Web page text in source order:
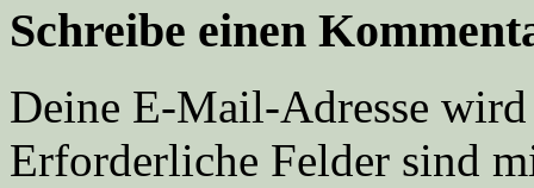
Schreibe einen
Deine E-Mail-Adresse
Erforderliche Felder sind